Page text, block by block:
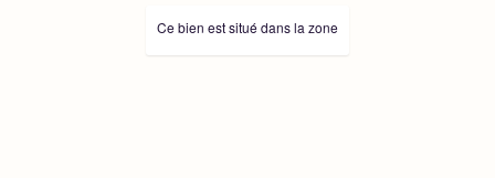
Ce bien est situé dans la zone